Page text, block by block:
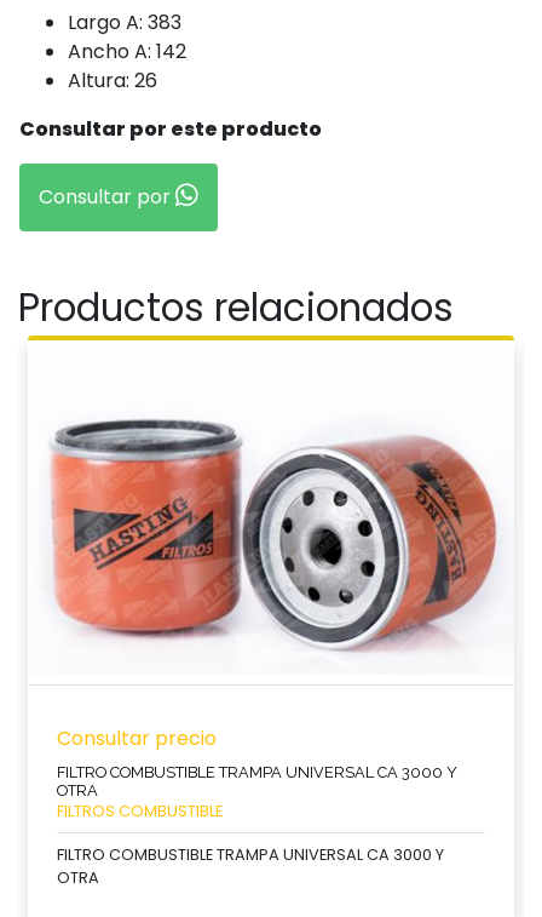
Largo A: 383
Ancho A: 142
Altura: 26
Consultar por este producto
Consultar por
Productos relacionados
Consultar precio
FILTRO COMBUSTIBLE TRAMPA UNIVERSAL CA 3000 Y
OTRA
FILTROS COMBUSTIBLE
FILTRO COMBUSTIBLE TRAMPA UNIVERSAL CA 3000 Y
OTRA